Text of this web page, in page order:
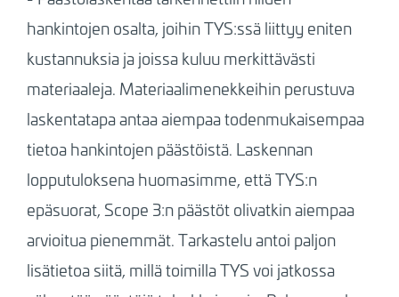
hankintojen osalta, joihin TYS:ssä liittyy eniten
kustannuksia ja joissa kuluu merkittävästi
materiaaleja. Materiaalimenekkeihin perustuva
laskentatapa antaa aiempaa todenmukaisempaa
tietoa hankintojen päästöistä. Laskennan
lopputuloksena huomasimme, että TYS:n
epäsuorat, Scope 3:n päästöt olivatkin aiempaa
arvioitua pienemmät. Tarkastelu antoi paljon
lisätietoa siitä, millä toimilla TYS voi jatkossa